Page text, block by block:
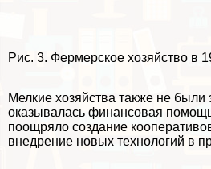
Рис. 3. Фермерское хозяйство в
Мелкие хозяйства также не
оказывалась финансовая
поощряло создание
внедрение новых технологий в